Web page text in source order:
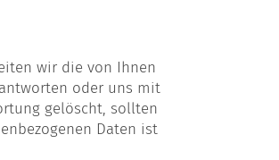
wir die von Ihnen
oder uns mit
gelöscht, sollten
Daten ist